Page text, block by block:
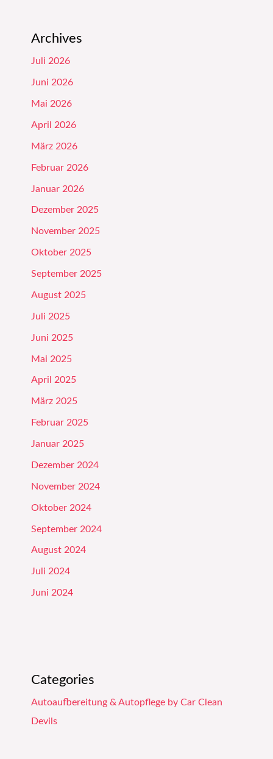
Archives
Juli 2026
Juni 2026
Mai 2026
April 2026
März 2026
Februar 2026
Januar 2026
Dezember 2025
November 2025
Oktober 2025
September 2025
August 2025
Juli 2025
Juni 2025
Mai 2025
April 2025
März 2025
Februar 2025
Januar 2025
Dezember 2024
November 2024
Oktober 2024
September 2024
August 2024
Juli 2024
Juni 2024
Categories
Autoaufbereitung & Autopflege by Car Clean
Devils